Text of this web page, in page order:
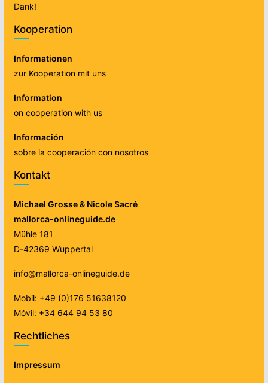
Dank!
Kooperation
Informationen
zur Kooperation mit uns
Information
on cooperation with us
Información
sobre la cooperación con nosotros
Kontakt
Michael Grosse & Nicole Sacré
mallorca-onlineguide.de
Mühle 181
D-42369 Wuppertal
info@mallorca-onlineguide.de
Mobil: +49 (0)176 51638120
Móvil: +34 644 94 53 80
Rechtliches
Impressum